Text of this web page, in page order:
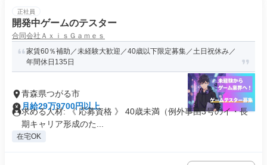
正社員
開発中ゲームのテスター
合同会社ＡｘｉｓＧａｍｅｓ
家賃60％補助／未経験大歓迎／40歳以下限定募集／土日祝休み／
年間休日135日
青森県つがる市
月給29万9700円以上
求める人材: 《 応募資格 》 40歳未満（例外事由3号のイ・長
期キャリア形成のた...
在宅OK